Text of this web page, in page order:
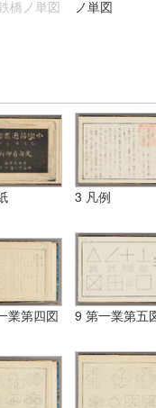
橋ノ単図 ノ単図
3 凡例
業第四図 9 第一業第五